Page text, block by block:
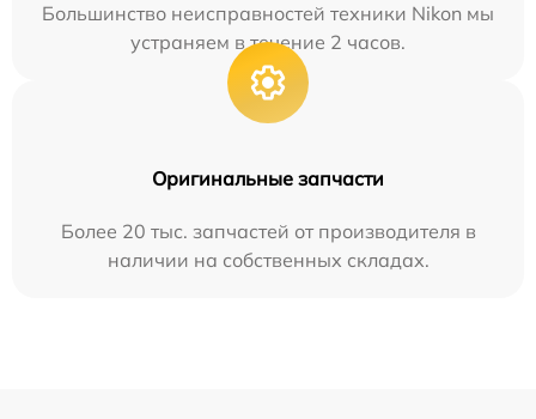
Большинство неисправностей техники Nikon мы
устраняем в течение 2 часов.
Оригинальные запчасти
Более 20 тыс. запчастей от производителя в
наличии на собственных складах.